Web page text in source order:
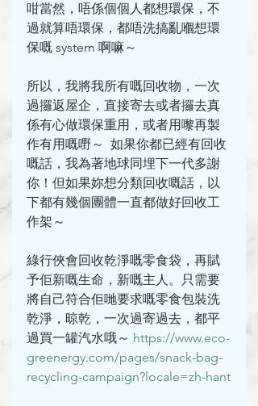
咁當然，唔係個個人都想環保，不
過就算唔環保，都唔洗搞亂嗰想環
保嘅 system 啊嘛～
所以，我將我所有嘅回收物，一次
過攞返屋企，直接寄去或者攞去真
係有心做環保重用，或者用嚟再製
作有用嘅嘢～  如果你都已經有回收
嘅話，我為著地球同埋下一代多謝
你！但如果妳想分類回收嘅話，以
下都有幾個團體一直都做好回收工
作架～
綠行俠會回收乾淨嘅零食袋，再賦
予佢新嘅生命，新嘅主人。只需要
將自己符合佢哋要求嘅零食包裝洗
乾淨，晾乾，一次過寄過去，都平
過買一罐汽水哦～ https://www.eco-
greenergy.com/pages/snack-bag-
recycling-campaign?locale=zh-hant